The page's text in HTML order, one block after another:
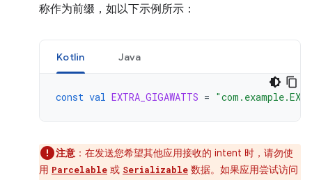
称作为前缀，如以下示例所示：
Kotlin Java
const val EXTRA_GIGAWATTS =
注意 ：在发送您希望其他应用接收的 intent 时，请勿使
用 Parcelable 或 Serializable 数据。如果应用尝试访问